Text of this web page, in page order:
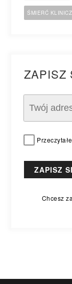
ŚMIERĆ
ZAPISZ
Chcesz